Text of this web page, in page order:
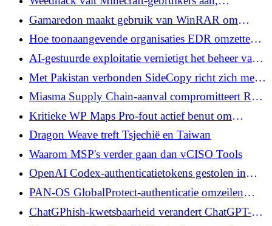
kunnen stelen
CountLoader bereikt 86K, mijnwerkers
verspreiden zich via illegale inhoud
Gamaredon maakt gebruik van WinRAR om
GammaWorm en GammaSteel tegen Oekraïne te
leveren
Hoe toonaangevende organisaties EDR omzetten
in operationele veerkracht
AI-gestuurde exploitatie vernietigt het beheer van
kwetsbaarheden. Hier leest u hoe u ermee om kunt
gaan.
Met Pakistan verbonden SideCopy richt zich met
Xeno RAT op het Afghaanse ministerie van
Financiën
Miasma Supply Chain-aanval compromitteert Red
Hat npm-pakketten met een worm die
inloggegevens steelt
Kritieke WP Maps Pro-fout actief benut om
beheerdersaccounts te maken
Dragon Weave treft Tsjechië en Taiwan
Waarom MSP's verder gaan dan vCISO Tools
OpenAI Codex-authenticatietokens gestolen in
codexui-android npm Supply Chain-aanval
PAN-OS GlobalProtect-authenticatie omzeilen
(CVE-2026-0257) onder actieve exploitatie
ChatGPhish-kwetsbaarheid verandert ChatGPT-